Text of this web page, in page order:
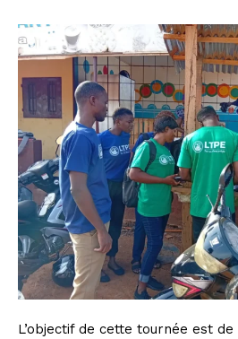
L’objectif de cette tournée est